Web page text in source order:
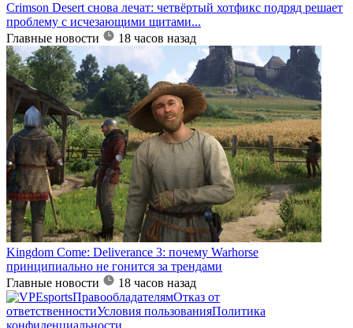
Crimson Desert снова лечат: четвёртый хотфикс подряд решает
проблему с исчезающими щитами...
Главные новости
18 часов назад
Kingdom Come: Deliverance 3: почему Warhorse
принципиально не гонится за трендами
Главные новости
18 часов назад
ПравообладателямОтказ от
ответственностиУсловия пользованияПолитика